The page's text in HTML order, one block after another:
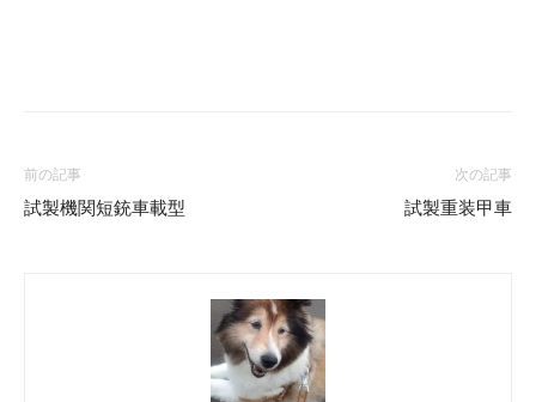
前の記事
試製機関短銃車載型
次の記事
試製重装甲車